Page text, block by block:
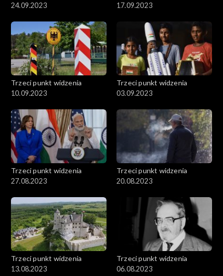
24.09.2023
17.09.2023
Trzeci punkt widzenia
10.09.2023
Trzeci punkt widzenia
03.09.2023
Trzeci punkt widzenia
27.08.2023
Trzeci punkt widzenia
20.08.2023
Trzeci punkt widzenia
13.08.2023
Trzeci punkt widzenia
06.08.2023